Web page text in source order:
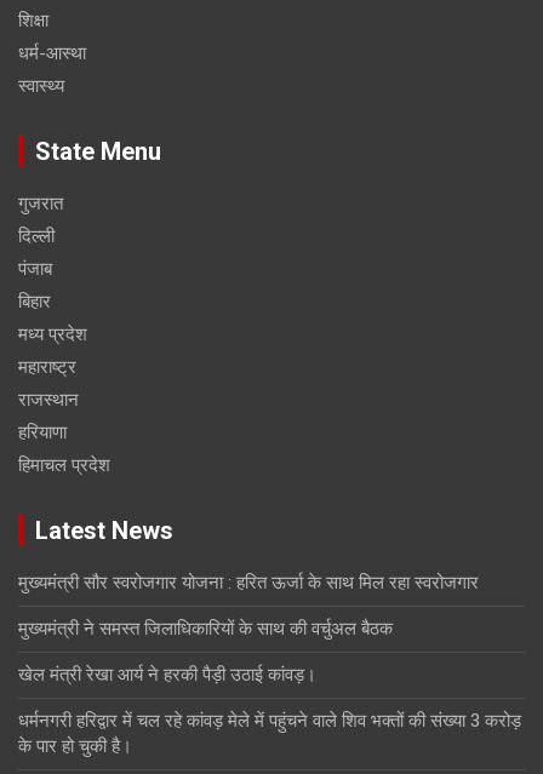
शिक्षा
धर्म-आस्था
स्वास्थ्य
State Menu
गुजरात
दिल्ली
पंजाब
बिहार
मध्य प्रदेश
महाराष्ट्र
राजस्थान
हरियाणा
हिमाचल प्रदेश
Latest News
मुख्यमंत्री सौर स्वरोजगार योजना : हरित ऊर्जा के साथ मिल रहा स्वरोजगार
मुख्यमंत्री ने समस्त जिलाधिकारियों के साथ की वर्चुअल बैठक
खेल मंत्री रेखा आर्य ने हरकी पैड़ी उठाई कांवड़।
धर्मनगरी हरिद्वार में चल रहे कांवड़ मेले में पहुंचने वाले शिव भक्तों की संख्या 3 करोड़
के पार हो चुकी है।